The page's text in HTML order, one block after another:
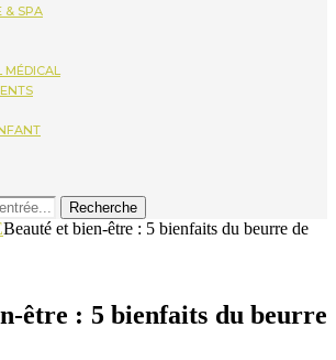
& SPA
MÉDICAL
Recherche
Beauté et bien-être : 5 bienfaits du beurre de
être : 5 bienfaits du beurre